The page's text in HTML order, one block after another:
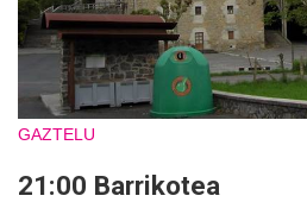
GAZTELU
21:00 Barrikotea